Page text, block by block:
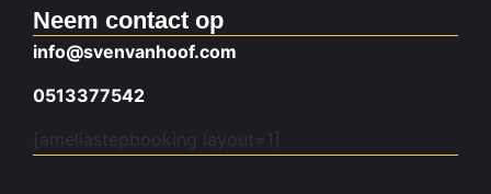
Neem contact op
info@svenvanhoof.com
0513377542
[ameliastepbooking layout=1]